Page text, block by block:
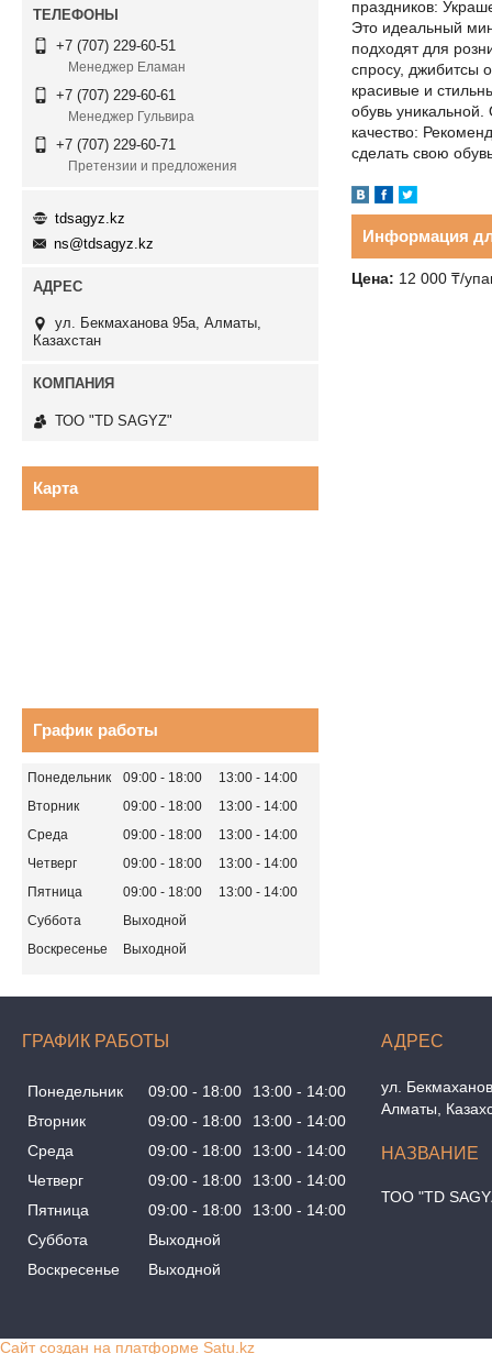
праздников:
Это идеальный
подходят для
спросу, джибитсы
красивые и
обувь
качество:
сделать свою
Информация
Цена: 12 000 ₸/
+7 (707) 229-60-51
Менеджер Еламан
+7 (707) 229-60-61
Менеджер Гульвира
+7 (707) 229-60-71
Претензии и предложения
tdsagyz.kz
ns@tdsagyz.kz
ул. Бекмаханова 95а, Алматы,
Казахстан
ТОО "TD SAGYZ"
Карта
График работы
Понедельник 09:00 18:00 13:00
14:00
Вторник
09:00 18:00 13:00
14:00
Среда
09:00 18:00 13:00
14:00
Четверг
09:00 18:00 13:00
14:00
Пятница
09:00 18:00 13:00
14:00
Суббота
Выходной
Воскресенье
Выходной
ГРАФИК РАБОТЫ
Понедельник 09:00 18:00 13:00
14:00
Вторник
09:00 18:00 13:00
14:00
Среда
09:00 18:00 13:00
14:00
Четверг
09:00 18:00 13:00
14:00
Пятница
09:00 18:00 13:00
14:00
Суббота
Выходной
Воскресенье
Выходной
ул.
Алматы,
ТОО "TD
Сайт создан на платформе Satu.kz